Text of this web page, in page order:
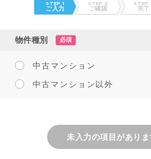
STEP 1
ご入力
STEP 2
ご確認
STEP
完了
物件種別 必須
中古マンション
中古マンション以外
未入力の項目がありま